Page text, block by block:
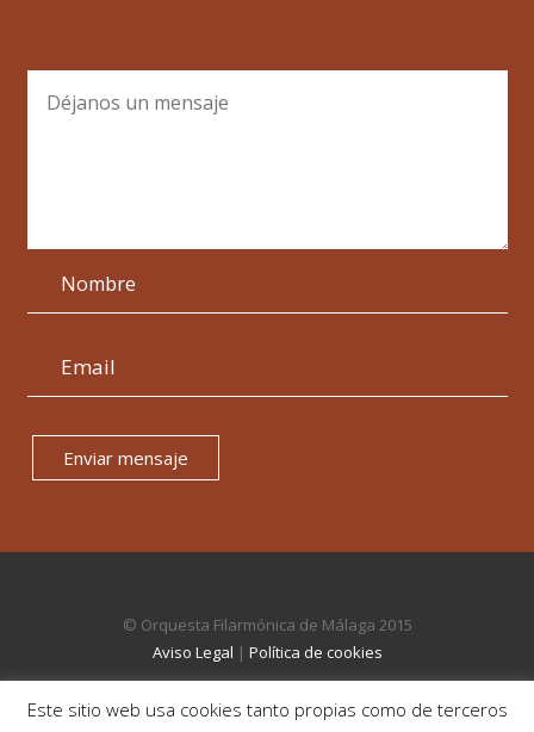
Enviar mensaje
© Orquesta Filarmónica de Málaga 2015
Aviso Legal | Política de cookies
Este sitio web usa cookies tanto propias como de terceros